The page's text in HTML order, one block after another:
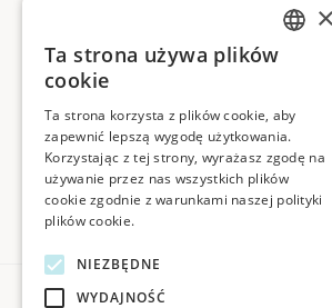
Dziękujemy za zaufanie i wyróżnienie!
Nawigacja
wpisu
Wyjątkowe wyróżnienie dla
Prezesa Seniora Meden-
Inmed – dr. inż. Wiesława Zinki
Poznaj nas
×
Ta strona używa plików
cookie
Ta strona korzysta z plików cookie, aby
zapewnić lepszą wygodę użytkowania.
Korzystając z tej strony, wyrażasz zgodę na
używanie przez nas wszystkich plików
cookie zgodnie z warunkami naszej polityki
plików cookie.
NIEZBĘDNE
WYDAJNOŚĆ